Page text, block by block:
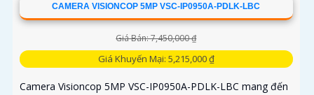
CAMERA VISIONCOP 5MP VSC-IP0950A-PDLK-LBC
Giá Bán: 7,450,000 ₫
Giá Khuyến Mại: 5,215,000 ₫
Camera Visioncop 5MP VSC-IP0950A-PDLK-LBC mang đến